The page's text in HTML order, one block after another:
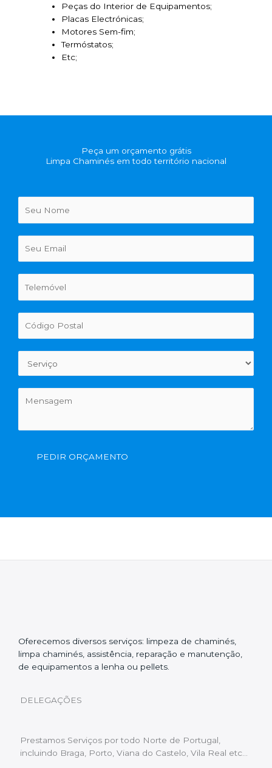
Peças do Interior de Equipamentos;
Placas Electrónicas;
Motores Sem-fim;
Termóstatos;
Etc;
Peça um orçamento grátis
Limpa Chaminés em todo território nacional
PEDIR ORÇAMENTO
Oferecemos diversos serviços: limpeza de chaminés,
limpa chaminés, assistência, reparação e manutenção,
de equipamentos a lenha ou pellets.
DELEGAÇÕES
Prestamos Serviços por todo Norte de Portugal,
incluindo Braga, Porto, Viana do Castelo, Vila Real etc…